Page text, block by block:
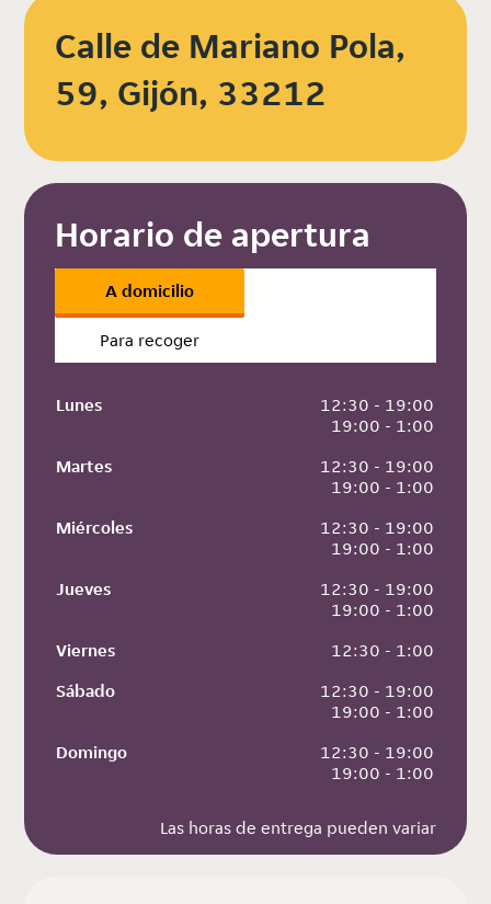
Calle de Mariano Pola,
59, Gijón, 33212
Horario de apertura
A domicilio
Para recoger
Lunes
12:30 - 19:00
19:00 - 1:00
Martes
12:30 - 19:00
19:00 - 1:00
Miércoles
12:30 - 19:00
19:00 - 1:00
Jueves
12:30 - 19:00
19:00 - 1:00
Viernes
12:30 - 1:00
Sábado
12:30 - 19:00
19:00 - 1:00
Domingo
12:30 - 19:00
19:00 - 1:00
Las horas de entrega pueden variar